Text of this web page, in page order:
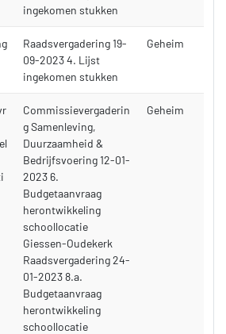
ingekomen stukken
Raadsvergadering 19-
09-2023 4. Lijst
ingekomen stukken
Geheim
Commissievergaderin
g Samenleving,
Duurzaamheid &
Bedrijfsvoering 12-01-
2023 6.
Budgetaanvraag
herontwikkeling
schoollocatie
Giessen-Oudekerk
Raadsvergadering 24-
01-2023 8.a.
Budgetaanvraag
herontwikkeling
schoollocatie
Geheim